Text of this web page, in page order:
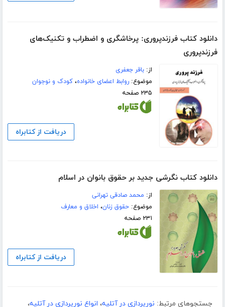
دانلود کتاب فرزندپروری: پرخاشگری و اضطراب و تکنیک‌های
فرزندپروری
از:باقر جعفری
موضوع:روابط اعضای خانواده،کودک و نوجوان
۲۳۵ صفحه
دریافت از کتابراه
دانلود کتاب نگرشی جدید بر حقوق بانوان در اسلام
از: محمد صادقی تهرانی
موضوع:حقوق زنان، اخلاق و معارف
۲۳۱ صفحه
دریافت از کتابراه
جستجوهای مرتبط: نورپردازی در آتلیه، انواع نورپردازی در آتلیه،